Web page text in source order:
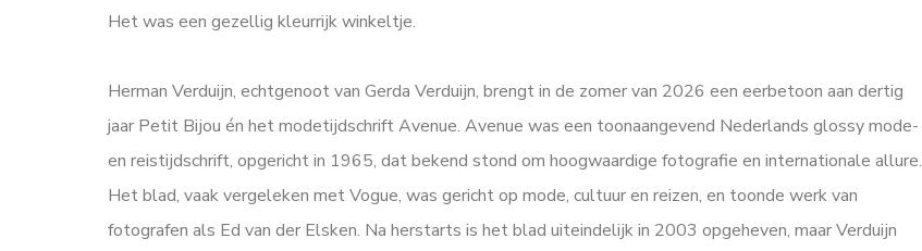
Het was een gezellig kleurrijk winkeltje.
Herman Verduijn, echtgenoot van Gerda Verduijn, brengt in de zomer van 2026 een eerbetoon aan dertig
jaar Petit Bijou én het modetijdschrift Avenue. Avenue was een toonaangevend Nederlands glossy mode-
en reistijdschrift, opgericht in 1965, dat bekend stond om hoogwaardige fotografie en internationale allure.
Het blad, vaak vergeleken met Vogue, was gericht op mode, cultuur en reizen, en toonde werk van
fotografen als Ed van der Elsken. Na herstarts is het blad uiteindelijk in 2003 opgeheven, maar Verduijn